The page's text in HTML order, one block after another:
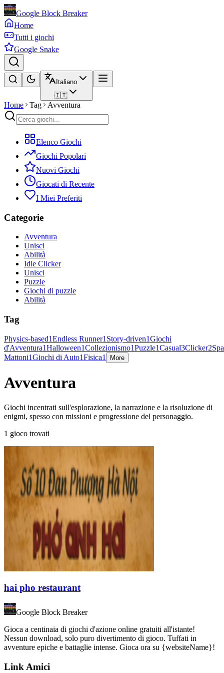
Google Block Breaker
Home
Tutti i giochi
Google Snake
Italiano
🇮🇹
Home Tag Avventura
Elenco Giochi
Giochi Popolari
Nuovi Giochi
Giocati di Recente
I Miei Preferiti
Categorie
Avventura
Unisci
Abilità
Idle Clicker
Unisci
Puzzle
Giochi di puzzle
Abilità
Tag
Physics-based1Endless Runner1 Story-driven1Giochi
d'Avventura1Halloween1Collezionismo1Puzzle1Casual3Clicker2
Mattoni1Giochi di Auto1Fisica1 More
Avventura
Giochi incentrati sull'esplorazione, la narrazione e la risoluzione di
enigmi, spesso con missioni e progressione del personaggio.
1 gioco trovati
hai pho restaurant
Google Block Breaker
Gioca a centinaia di giochi d'azione online gratuiti all'istante!
Nessun download, solo puro divertimento di gioco. Tuffati in
avventure epiche e battaglie intense. Gioca ora su {websiteName}!
Link Amici